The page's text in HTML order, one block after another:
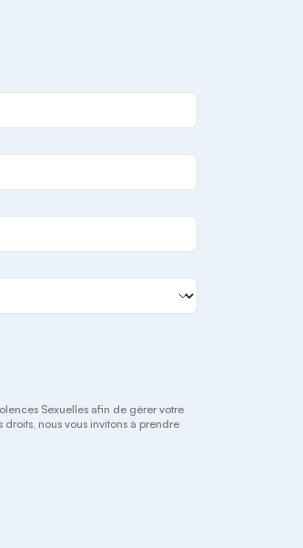
Sexuelles afin de gérer votre
nous vous invitons à prendre